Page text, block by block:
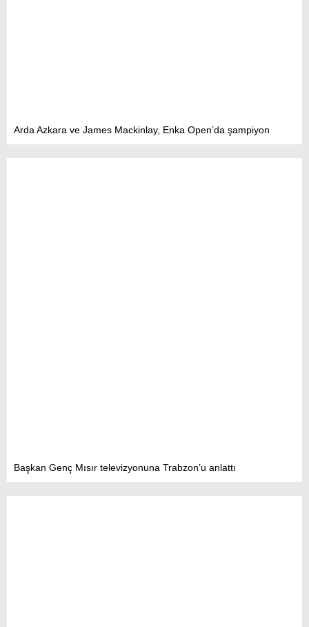
Arda Azkara ve James Mackinlay, Enka Open’da şampiyon
Başkan Genç Mısır televizyonuna Trabzon’u anlattı